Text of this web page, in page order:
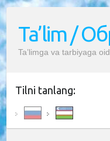
Ta’lim /
Ta’limga va tarbiyaga
Tilni tanlang: